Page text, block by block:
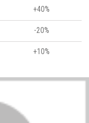
+40%
-20%
+10%